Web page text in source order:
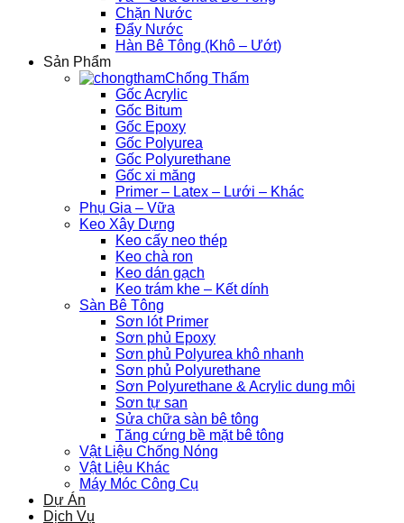
Chặn Nước
Đẩy Nước
Hàn Bê Tông (Khô – Ướt)
Sản Phẩm
Chống Thấm
Gốc Acrylic
Gốc Bitum
Gốc Epoxy
Gốc Polyurea
Gốc Polyurethane
Gốc xi măng
Primer – Latex – Lưới – Khác
Phụ Gia – Vữa
Keo Xây Dựng
Keo cấy neo thép
Keo chà ron
Keo dán gạch
Keo trám khe – Kết dính
Sàn Bê Tông
Sơn lót Primer
Sơn phủ Epoxy
Sơn phủ Polyurea khô nhanh
Sơn phủ Polyurethane
Sơn Polyurethane & Acrylic dung môi
Sơn tự san
Sửa chữa sàn bê tông
Tăng cứng bề mặt bê tông
Vật Liệu Chống Nóng
Vật Liệu Khác
Máy Móc Công Cụ
Dự Án
Dịch Vụ